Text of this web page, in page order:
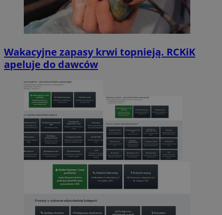
Wakacyjne zapasy krwi topnieją. RCKiK
apeluje do dawców